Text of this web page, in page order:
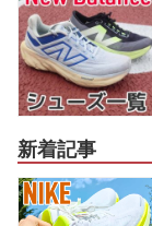
新着記事